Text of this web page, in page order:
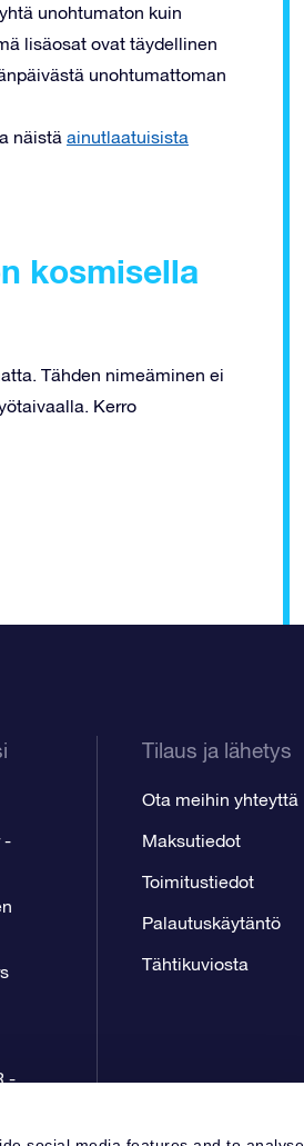
unohtumaton kuin
lisäosat ovat täydellinen
unohtumattoman
näistä ainutlaatuisista
kosmisella
Tähden nimeäminen ei
Kerro
-
-
Tilaus ja lähetys
Ota meihin yhteyttä
Maksutiedot
Toimitustiedot
Palautuskäytäntö
Tähtikuviosta